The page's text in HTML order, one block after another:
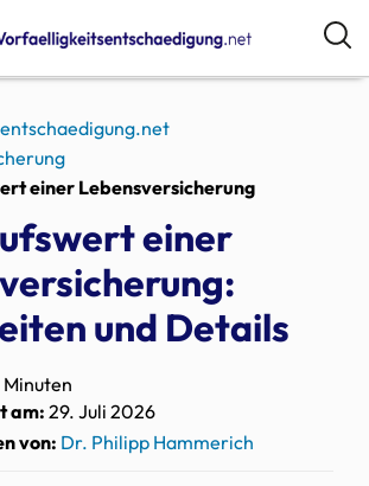
einer Lebensversicherung
einer
und Details
Minuten
am: 29. Juli 2026
von: Dr. Philipp Hammerich